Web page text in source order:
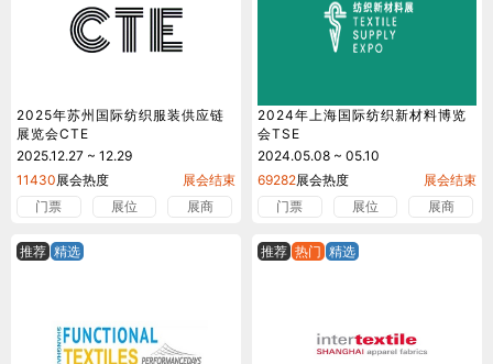
2025年苏州国际纺织服装供应链
展览会CTE
2025.12.27 ~ 12.29
11430展会热度
展会结束
门票
展位 展商
2024年上海国际纺织新材料博览
会TSE
2024.05.08 ~ 05.10
69282展会热度
展会结束
门票
展位 展商
推荐 精选 推荐 热门 精选